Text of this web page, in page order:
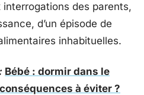
des parents,
d’un épisode de
inhabituelles.
Bébé : dormir dans le
à éviter ?